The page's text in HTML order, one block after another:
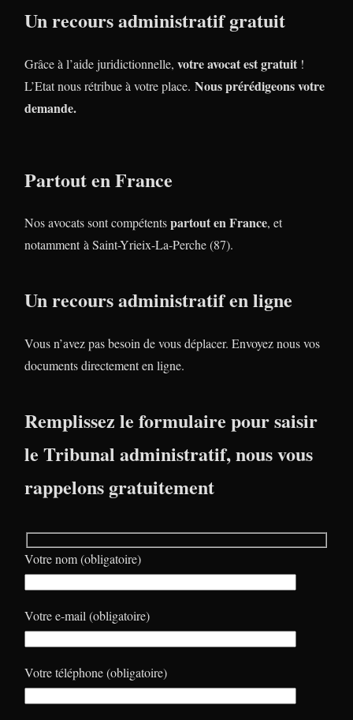
Un recours administratif gratuit
Grâce à l’aide juridictionnelle, votre avocat est gratuit !
L’Etat nous rétribue à votre place. Nous prérédigeons votre
demande.
Partout en France
Nos avocats sont compétentspartout en France, et
notamment à Saint-Yrieix-La-Perche (87).
Un recours administratif en ligne
Vous n’avez pas besoin de vous déplacer. Envoyez nous vos
documents directement en ligne.
Remplissez le formulaire pour saisir
le Tribunal administratif, nous vous
rappelons gratuitement
Votre nom (obligatoire)
Votre e-mail (obligatoire)
Votre téléphone (obligatoire)